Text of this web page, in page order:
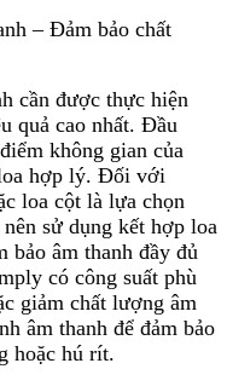
– Đảm bảo chất
cần được thực hiện
quả cao nhất. Đầu
không gian của
hợp lý. Đối với
loa cột là lựa chọn
sử dụng kết hợp loa
bảo âm thanh đầy đủ
có công suất phù
giảm chất lượng âm
âm thanh để đảm bảo
hoặc hú rít.